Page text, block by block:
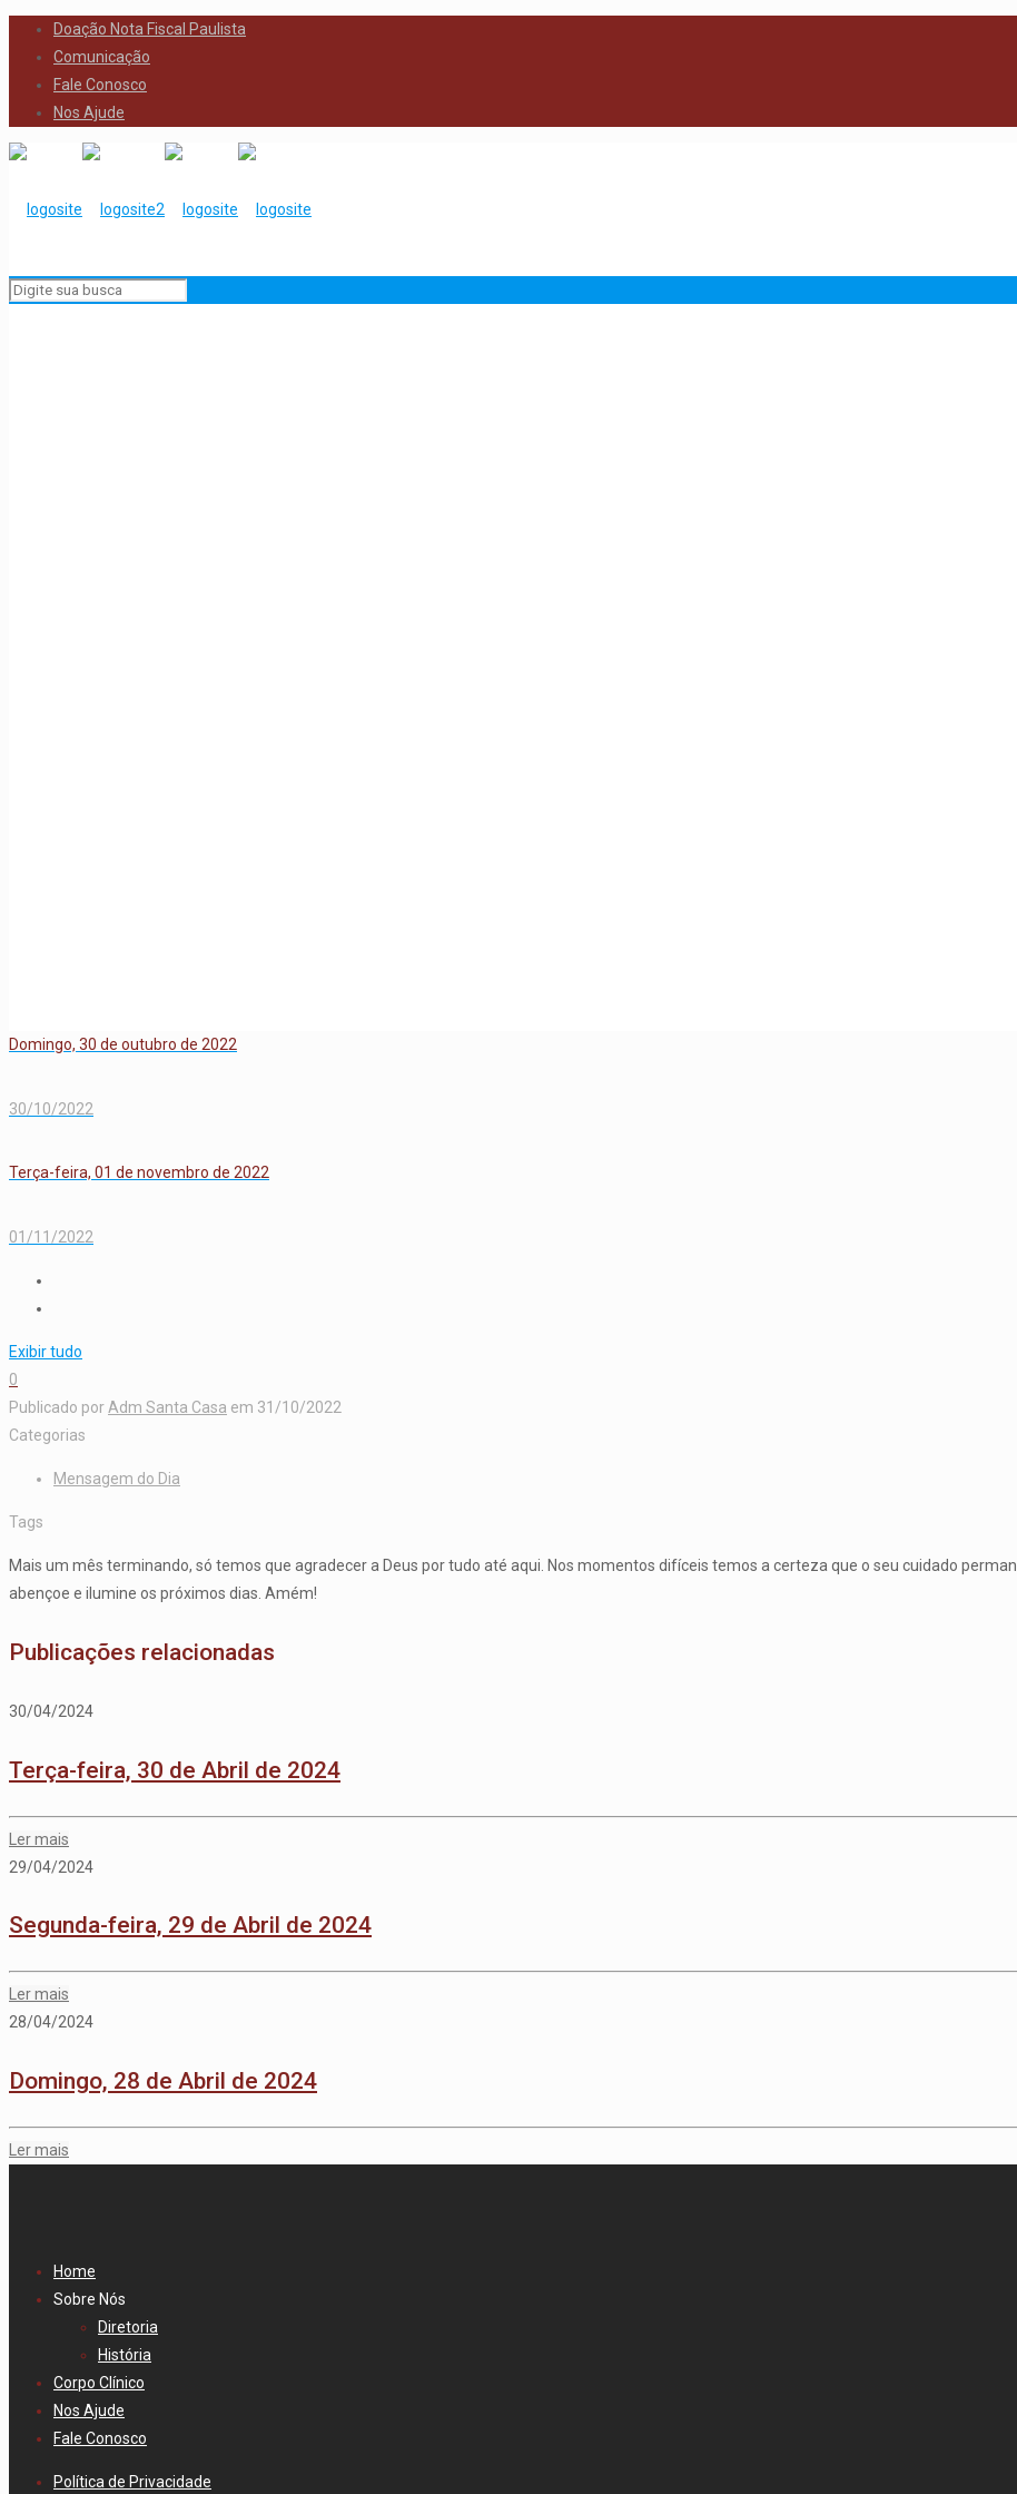
Doação Nota Fiscal Paulista
Comunicação
Fale Conosco
Nos Ajude
Domingo, 30 de outubro de 2022
30/10/2022
Terça-feira, 01 de novembro de 2022
01/11/2022
Exibir tudo
0
Publicado por Adm Santa Casa em 31/10/2022
Categorias
Mensagem do Dia
Tags
Mais um mês terminando, só temos que agradecer a Deus por tudo até aqui. Nos momentos difíceis temos a certeza que o seu cuidado
abençoe e ilumine os próximos dias. Amém!
Publicações relacionadas
30/04/2024
Terça-feira, 30 de Abril de 2024
Ler mais
29/04/2024
Segunda-feira, 29 de Abril de 2024
Ler mais
28/04/2024
Domingo, 28 de Abril de 2024
Ler mais
Home
Sobre Nós
Diretoria
História
Corpo Clínico
Nos Ajude
Fale Conosco
Política de Privacidade